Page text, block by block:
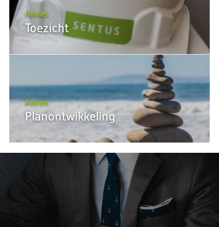
Advies
Toezicht
Advies
Planontwikkeling